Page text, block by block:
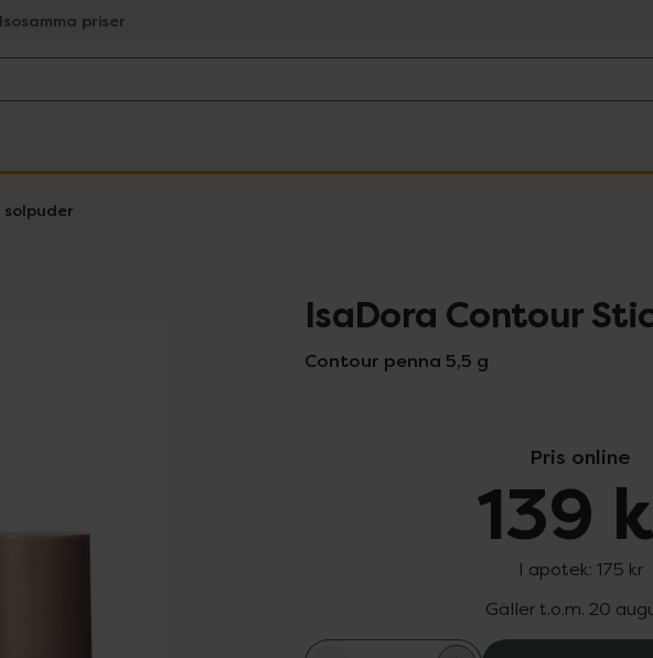
priser
solpuder
IsaDora Contour
Contour penna 5,5 g
Pris online
139
I apotek: 175 kr
Gäller t.o.m. 20